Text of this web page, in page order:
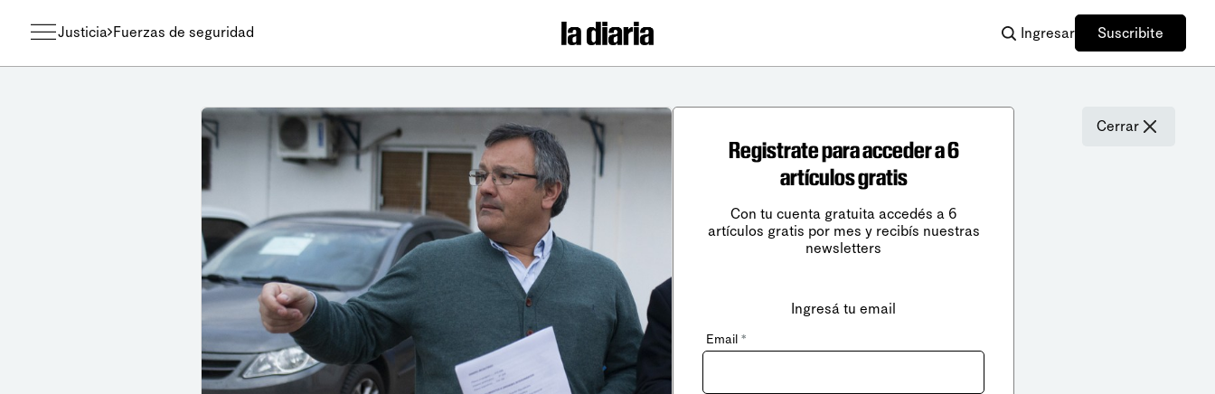
Justicia Fuerzas de seguridad Ingresar Suscribite
Cerrar
Registrate para acceder a 6
artículos gratis
Con tu cuenta gratuita accedés a 6
artículos gratis por mes y recibís nuestras
newsletters
Ingresá tu email
Email *